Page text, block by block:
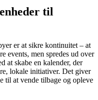
til
er at sikre kontinuitet – at
events, men spredes ud over
at skabe en kalender, der
lokale initiativer. Det giver
til at vende tilbage og opleve